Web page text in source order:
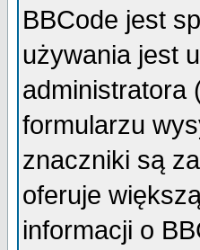
BBCode jest
używania jest
administratora
formularzu
znaczniki są
oferuje
informacji o